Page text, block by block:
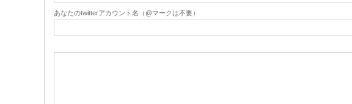
あなたのtwitterアカウント名（@マークは不要）